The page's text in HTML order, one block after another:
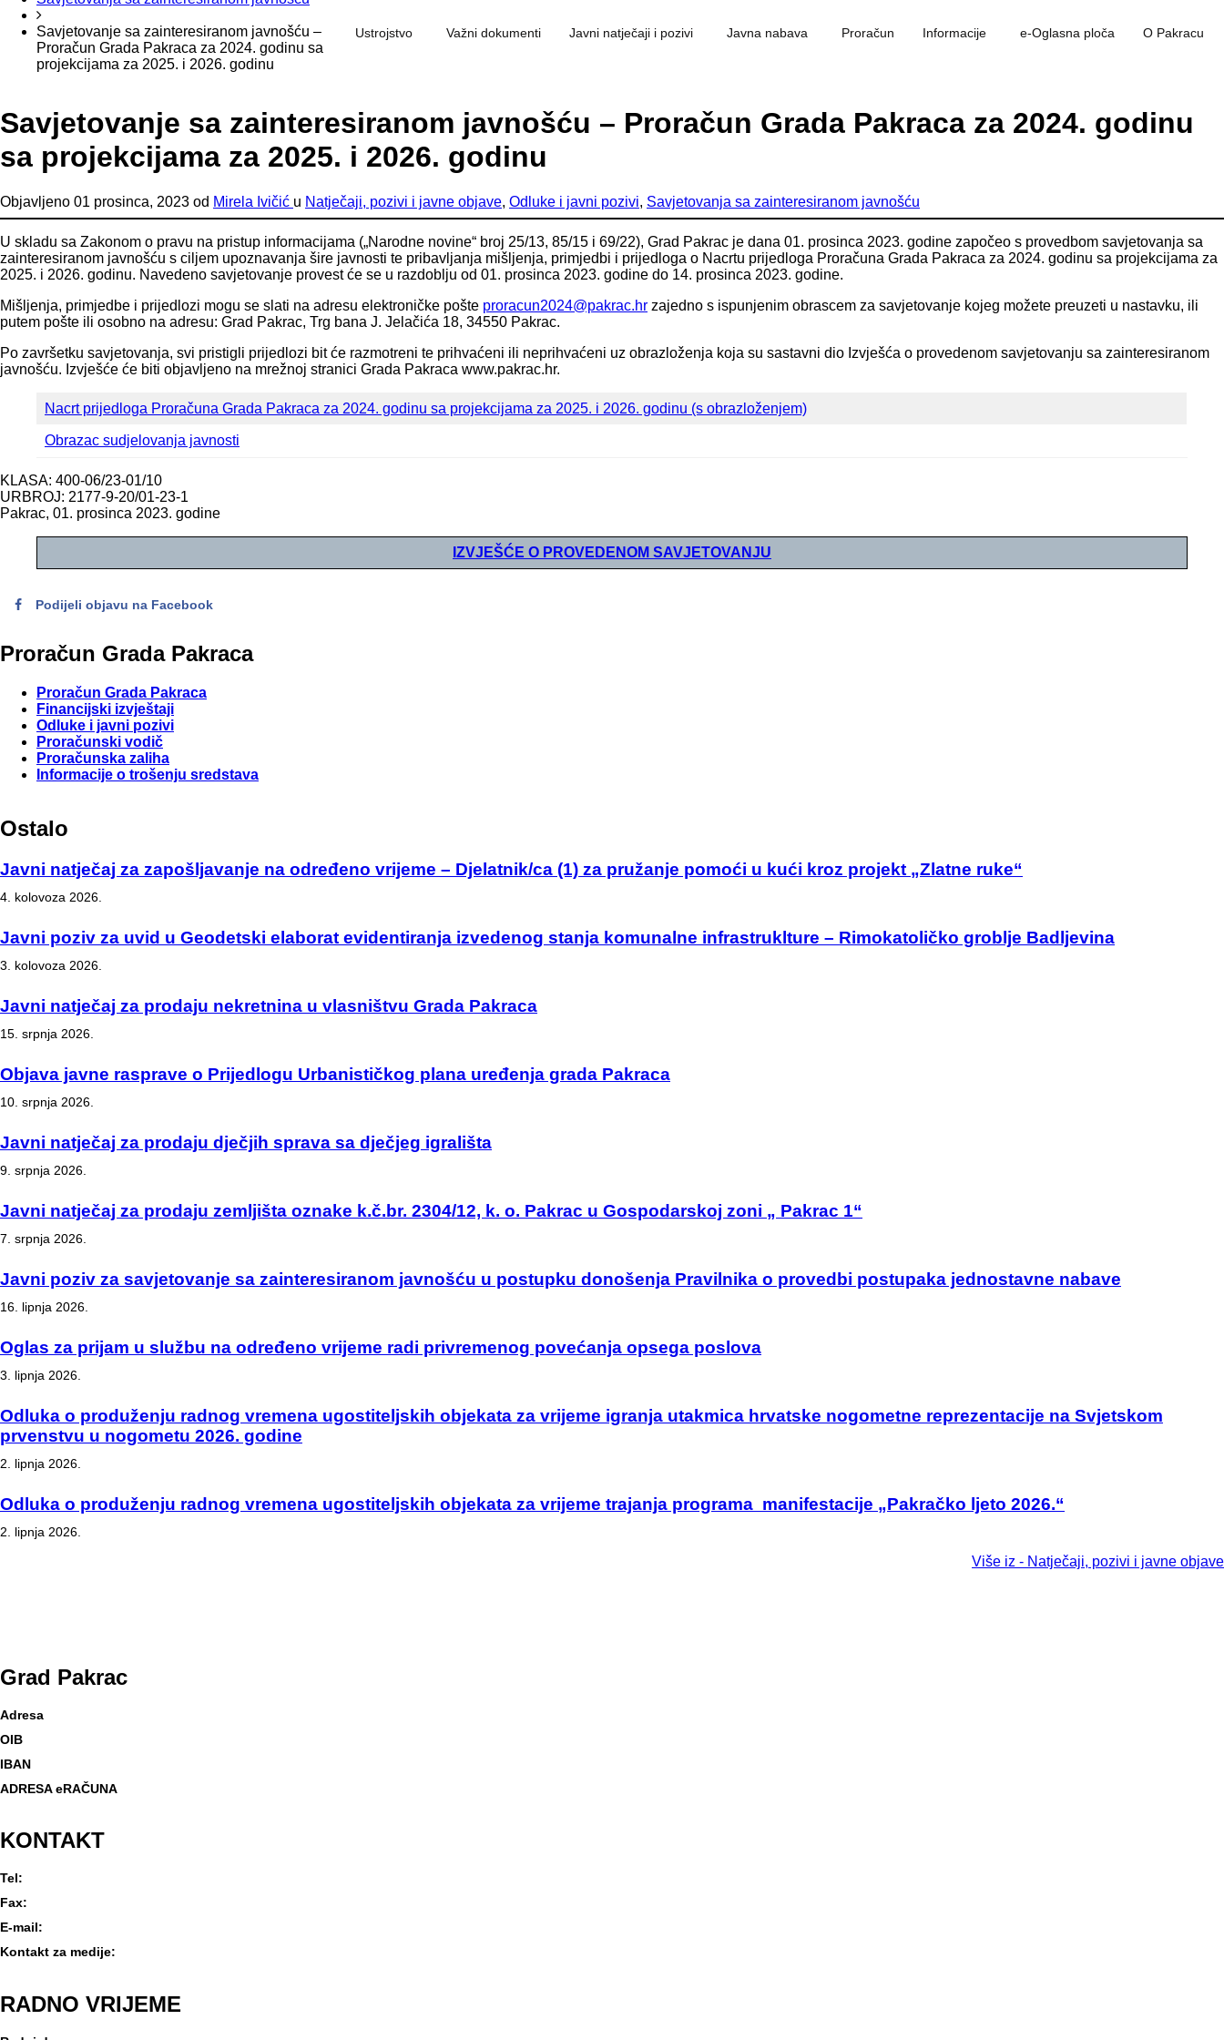
Ustrojstvo Važni dokumenti Javni natječaji i pozivi Javna nabava Proračun Informacije e-Oglasna ploča O Pakracu
Savjetovanje sa zainteresiranom javnošću –
Proračun Grada Pakraca za 2024. godinu sa
projekcijama za 2025. i 2026. godinu
Savjetovanje sa zainteresiranom javnošću – Proračun Grada Pakraca za 2024. godinu
sa projekcijama za 2025. i 2026. godinu
Objavljeno 01 prosinca, 2023 od Mirela Ivičić u Natječaji, pozivi i javne objave, Odluke i javni pozivi, Savjetovanja sa zainteresiranom javnošću
U skladu sa Zakonom o pravu na pristup informacijama („Narodne novine“ broj 25/13, 85/15 i 69/22), Grad Pakrac je dana 01. prosinca 2023. godine započeo s provedbom savjetovanja sa
zainteresiranom javnošću s ciljem upoznavanja šire javnosti te pribavljanja mišljenja, primjedbi i prijedloga o Nacrtu prijedloga Proračuna Grada Pakraca za 2024. godinu sa projekcijama za
2025. i 2026. godinu. Navedeno savjetovanje provest će se u razdoblju od 01. prosinca 2023. godine do 14. prosinca 2023. godine.
Mišljenja, primjedbe i prijedlozi mogu se slati na adresu elektroničke pošte proracun2024@pakrac.hr zajedno s ispunjenim obrascem za savjetovanje kojeg možete preuzeti u nastavku, ili
putem pošte ili osobno na adresu: Grad Pakrac, Trg bana J. Jelačića 18, 34550 Pakrac.
Po završetku savjetovanja, svi pristigli prijedlozi bit će razmotreni te prihvaćeni ili neprihvaćeni uz obrazloženja koja su sastavni dio Izvješća o provedenom savjetovanju sa zainteresiranom
javnošću. Izvješće će biti objavljeno na mrežnoj stranici Grada Pakraca www.pakrac.hr.
Nacrt prijedloga Proračuna Grada Pakraca za 2024. godinu sa projekcijama za 2025. i 2026. godinu (s obrazloženjem)
Obrazac sudjelovanja javnosti
KLASA: 400-06/23-01/10
URBROJ: 2177-9-20/01-23-1
Pakrac, 01. prosinca 2023. godine
IZVJEŠĆE O PROVEDENOM SAVJETOVANJU
Podijeli objavu na Facebook
Proračun Grada Pakraca
Proračun Grada Pakraca
Financijski izvještaji
Odluke i javni pozivi
Proračunski vodič
Proračunska zaliha
Informacije o trošenju sredstava
Ostalo
Javni natječaj za zapošljavanje na određeno vrijeme – Djelatnik/ca (1) za pružanje pomoći u kući kroz projekt „Zlatne ruke“
4. kolovoza 2026.
Javni poziv za uvid u Geodetski elaborat evidentiranja izvedenog stanja komunalne infrastruklture – Rimokatoličko groblje Badljevina
3. kolovoza 2026.
Javni natječaj za prodaju nekretnina u vlasništvu Grada Pakraca
15. srpnja 2026.
Objava javne rasprave o Prijedlogu Urbanističkog plana uređenja grada Pakraca
10. srpnja 2026.
Javni natječaj za prodaju dječjih sprava sa dječjeg igrališta
9. srpnja 2026.
Javni natječaj za prodaju zemljišta oznake k.č.br. 2304/12, k. o. Pakrac u Gospodarskoj zoni „ Pakrac 1“
7. srpnja 2026.
Javni poziv za savjetovanje sa zainteresiranom javnošću u postupku donošenja Pravilnika o provedbi postupaka jednostavne nabave
16. lipnja 2026.
Oglas za prijam u službu na određeno vrijeme radi privremenog povećanja opsega poslova
3. lipnja 2026.
Odluka o produženju radnog vremena ugostiteljskih objekata za vrijeme igranja utakmica hrvatske nogometne reprezentacije na Svjetskom
prvenstvu u nogometu 2026. godine
2. lipnja 2026.
Odluka o produženju radnog vremena ugostiteljskih objekata za vrijeme trajanja programa manifestacije „Pakračko ljeto 2026.“
2. lipnja 2026.
Više iz - Natječaji, pozivi i javne objave
Grad Pakrac
Adresa
OIB
IBAN
ADRESA eRAČUNA
KONTAKT
Tel:
Fax:
E-mail:
Kontakt za medije:
RADNO VRIJEME